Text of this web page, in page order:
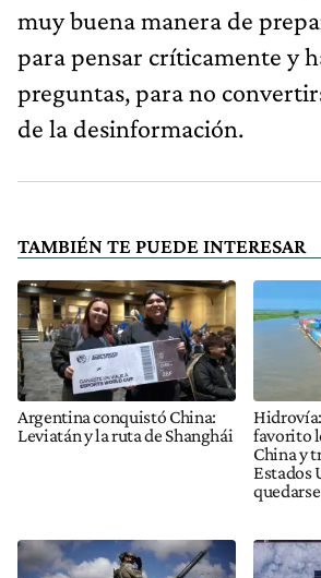
muy buena manera de
para pensar críticamente y
preguntas, para no
de la desinformación.
TAMBIÉN TE PUEDE INTERESAR
Argentina conquistó China:
Leviatán y la ruta de Shanghái
favorito
China y
Estados